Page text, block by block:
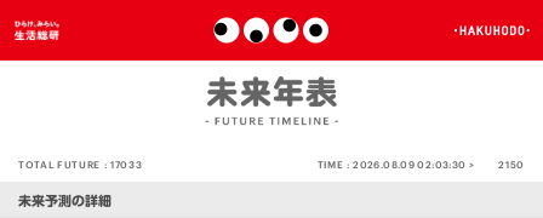
TOTAL FUTURE :17033 TIME :2026.08.09 02:03:30 > 2150
未来予測の詳細